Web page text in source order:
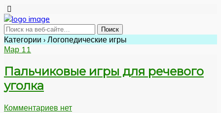
Категории › Логопедические игры
Мар 11
Пальчиковые игры для речевого
уголка
Комментариев нет